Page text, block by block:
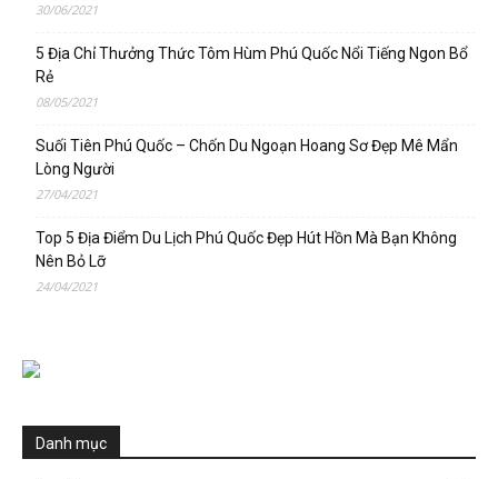
30/06/2021
5 Địa Chỉ Thưởng Thức Tôm Hùm Phú Quốc Nổi Tiếng Ngon Bổ
Rẻ
08/05/2021
Suối Tiên Phú Quốc – Chốn Du Ngoạn Hoang Sơ Đẹp Mê Mẩn
Lòng Người
27/04/2021
Top 5 Địa Điểm Du Lịch Phú Quốc Đẹp Hút Hồn Mà Bạn Không
Nên Bỏ Lỡ
24/04/2021
Danh mục